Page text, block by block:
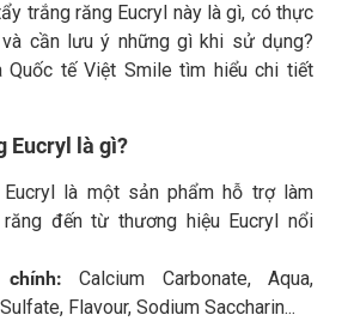
trắng răng Eucryl này là gì, có thực
cần lưu ý những gì khi sử dụng?
Quốc tế Việt Smile tìm hiểu chi tiết
Eucryl là gì?
là một sản phẩm hỗ trợ làm
đến từ thương hiệu Eucryl nổi
chính:Calcium Carbonate, Aqua,
Flavour, Sodium Saccharin...